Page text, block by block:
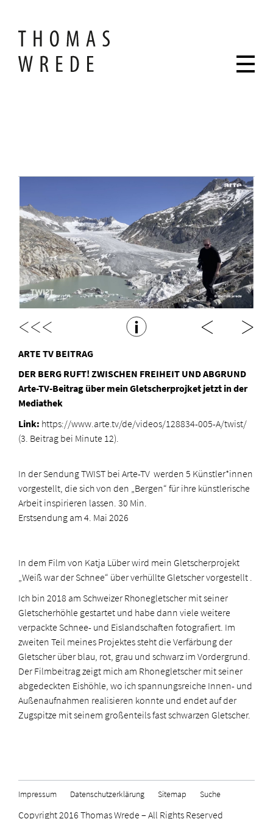
<<<
ARTE TV BEITRAG
DER BERG RUFT! ZWISCHEN FREIHEIT UND ABGRUND
Arte-TV-Beitrag über mein Gletscherprojket jetzt in der
Mediathek
Link: https://www.arte.tv/de/videos/128834-005-A/twist/
(3. Beitrag bei Minute 12).
In der Sendung TWIST bei Arte-TV werden 5 Künstler*innen
vorgestellt, die sich von den „Bergen“ für ihre künstlerische
Arbeit inspirieren lassen. 30 Min.
Erstsendung am 4. Mai 2026
In dem Film von Katja Lüber wird mein Gletscherprojekt
„Weiß war der Schnee“ über verhüllte Gletscher vorgestellt .
Ich bin 2018 am Schweizer Rhonegletscher mit seiner
Gletscherhöhle gestartet und habe dann viele weitere
verpackte Schnee- und Eislandschaften fotografiert. Im
zweiten Teil meines Projektes steht die Verfärbung der
Gletscher über blau, rot, grau und schwarz im Vordergrund.
Der Filmbeitrag zeigt mich am Rhonegletscher mit seiner
abgedeckten Eishöhle, wo ich spannungsreiche Innen- und
Außenaufnahmen realisieren konnte und endet auf der
Zugspitze mit seinem großenteils fast schwarzen Gletscher.
Impressum Datenschutzerklärung Sitemap Suche
Copyright 2016 Thomas Wrede – All Rights Reserved